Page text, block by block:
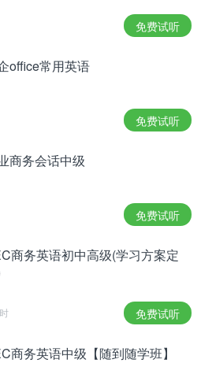
上职场奠定专业基础。例
商业英文文件阅读、职场小
官网）
（BEC初级）, BEC
，对应的具体分数详见下
念，有个公式对比了大学生
BEC中＜TEM4（英语
（英语专八）（仅供参考）
免费试听
office常用英语
免费试听
商务会话中级
免费试听
商务英语初中高级(学习方案定
免费试听
商务英语中级【随到随学班】